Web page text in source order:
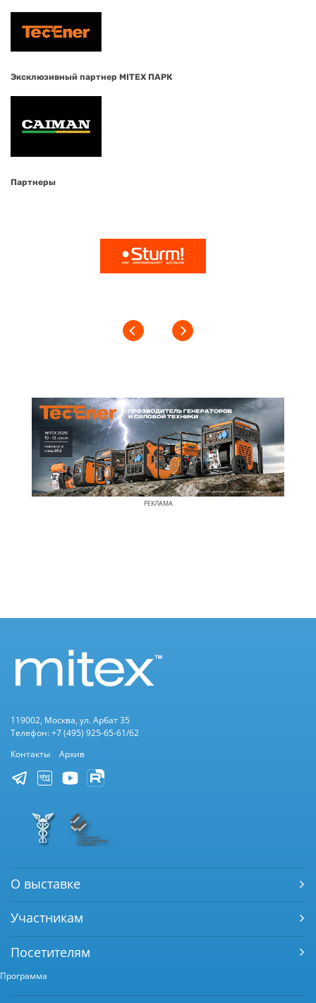
Эксклюзивный партнер MITEX ПАРК
Партнеры
РЕКЛАМА
119002, Москва, ул. Арбат 35
Телефон: +7 (495) 925-65-61/62
Контакты
Архив
О выставке
Участникам
Посетителям
Программа